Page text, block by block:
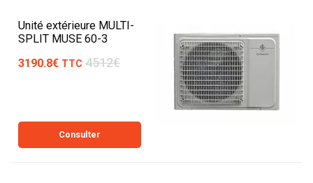
Unité extérieure MULTI-
SPLIT MUSE 60-3
3190.8€ TTC 4512€
Consulter